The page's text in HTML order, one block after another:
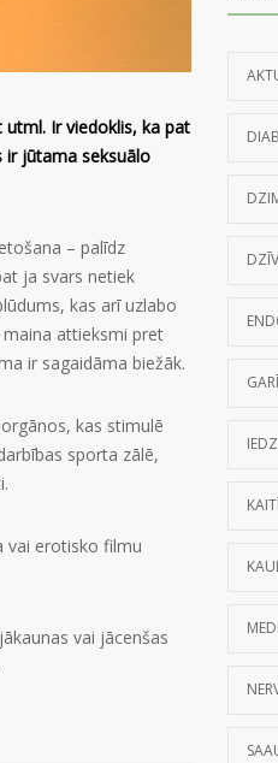
Ir viedoklis, ka pat
ir jūtama seksuālo
– palīdz
ja svars netiek
kas arī uzlabo
attieksmi pret
ir sagaidāma biežāk.
kas stimulē
sporta zālē,
vai erotisko filmu
vai jācenšas